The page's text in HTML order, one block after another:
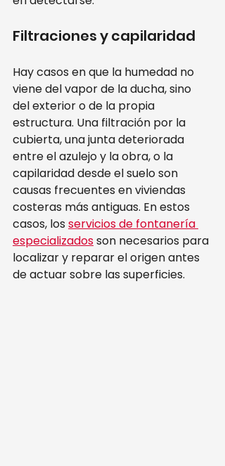
Filtraciones y capilaridad
Hay casos en que la humedad no
viene del vapor de la ducha, sino
del exterior o de la propia
estructura. Una filtración por la
cubierta, una junta deteriorada
entre el azulejo y la obra, o la
capilaridad desde el suelo son
causas frecuentes en viviendas
costeras más antiguas. En estos
casos, los servicios de fontanería
especializados son necesarios para
localizar y reparar el origen antes
de actuar sobre las superficies.